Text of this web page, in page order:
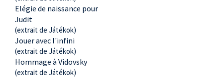
Elégie de naissance pour
Judit
(extrait de Játékok)
Jouer avec l'infini
(extrait de Játékok)
Hommage à Vidovsky
(extrait de Játékok)